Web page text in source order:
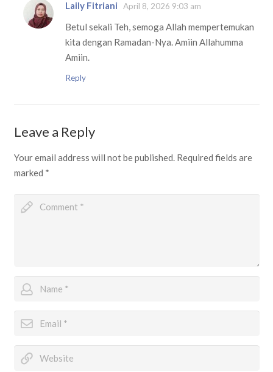
Laily Fitriani April 8, 2026 9:03 am
Betul sekali Teh, semoga Allah mempertemukan
kita dengan Ramadan-Nya. Amiin Allahumma
Amiin.
Reply
Leave a Reply
Your email address will not be published. Required fields are
marked *